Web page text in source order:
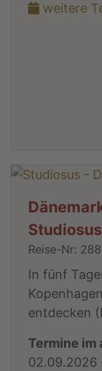
weitere
Studiosus
Reise-Nr:
In fünf
entdecken
Termine im
02.09.2026